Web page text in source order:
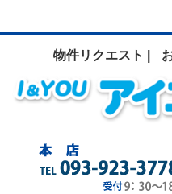
物件リクエスト |